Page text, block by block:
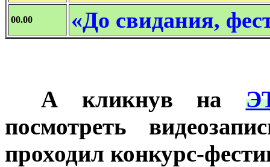
00.00 «До свидания,
А кликнув на
посмотреть
проходил конкурс-